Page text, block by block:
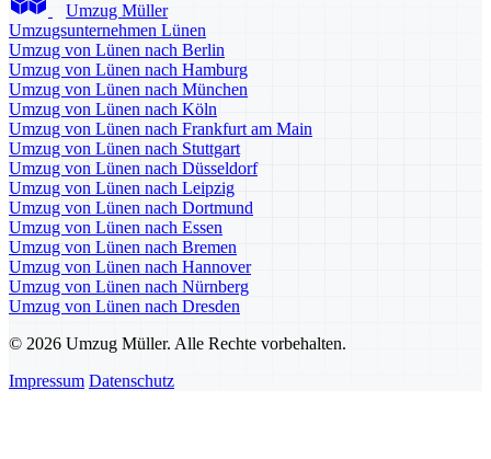
Umzug Müller
Umzugsunternehmen Lünen
Umzug von Lünen nach Berlin
Umzug von Lünen nach Hamburg
Umzug von Lünen nach München
Umzug von Lünen nach Köln
Umzug von Lünen nach Frankfurt am Main
Umzug von Lünen nach Stuttgart
Umzug von Lünen nach Düsseldorf
Umzug von Lünen nach Leipzig
Umzug von Lünen nach Dortmund
Umzug von Lünen nach Essen
Umzug von Lünen nach Bremen
Umzug von Lünen nach Hannover
Umzug von Lünen nach Nürnberg
Umzug von Lünen nach Dresden
© 2026 Umzug Müller. Alle Rechte vorbehalten.
Impressum Datenschutz